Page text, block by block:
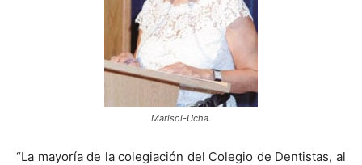
Marisol-Ucha.
“La mayoría de la colegiación del Colegio de Dentistas, al